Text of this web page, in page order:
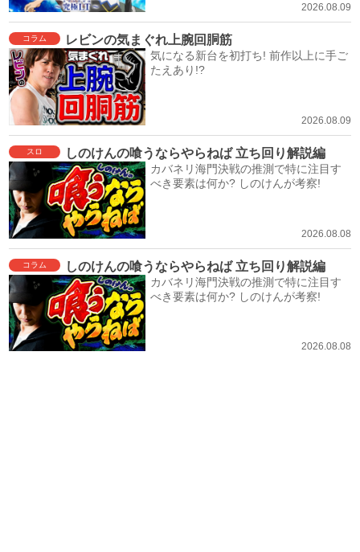
2026.08.09
コラム レビンの気まぐれ上腕回胴筋
気になる新台を初打ち! 前作以上に手ご
たえあり!?
2026.08.09
スロ しのけんの喰うならやらねば 立ち回り解説編
カバネリ海門決戦の推測で特に注目す
べき要素は何か? しのけんが考察!
2026.08.08
コラム しのけんの喰うならやらねば 立ち回り解説編
カバネリ海門決戦の推測で特に注目す
べき要素は何か? しのけんが考察!
2026.08.08